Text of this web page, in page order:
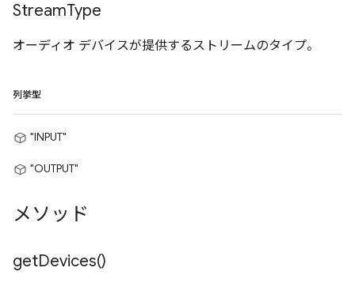
StreamType
オーディオ デバイスが提供するストリームのタイプ。
列挙型
"INPUT"
"OUTPUT"
メソッド
getDevices()